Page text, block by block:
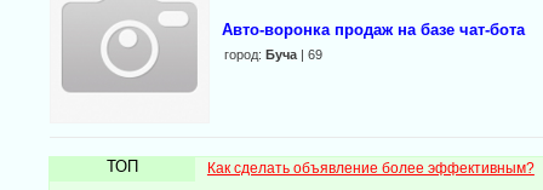
Авто-воронка продаж на базе чат-бота
город: Буча| 69
ТОП Как сделать объявление более эффективным?